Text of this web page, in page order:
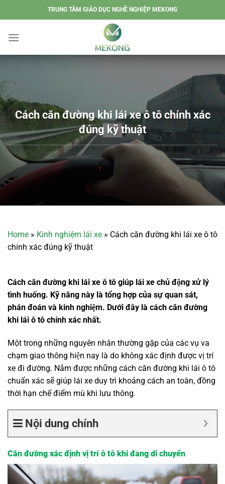
đến
dung
TRUNG TÂM GIÁO DỤC NGHỀ NGHIỆP MEKONG
Cách căn đường khi lái xe ô tô chính xác
đúng kỹ thuật
Home » Kinh nghiệm lái xe » Cách căn đường khi lái xe ô tô
chính xác đúng kỹ thuật
Cách căn đường khi lái xe ô tô giúp lái xe chủ động xử lý
tình huống. Kỹ năng này là tổng hợp của sự quan sát,
phán đoán và kinh nghiệm. Dưới đây là cách căn đường
khi lái ô tô chính xác nhất.
Một trong những nguyên nhân thường gặp của các vụ va
chạm giao thông hiện nay là do không xác định được vị trí
xe đi đường. Nắm được những cách căn đường khi lái ô tô
chuẩn xác sẽ giúp lái xe duy trì khoảng cách an toàn, đồng
thời hạn chế điểm mù khi lưu thông.
Nội dung chính
Căn đường xác định vị trí ô tô khi đang di chuyển